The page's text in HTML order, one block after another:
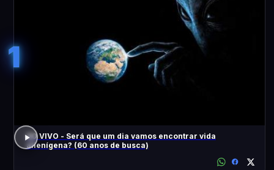
1
AO VIVO - Será que um dia vamos encontrar vida
alienígena? (60 anos de busca)